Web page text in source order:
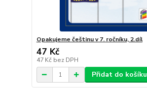
Opakujeme češtinu v 7. ročníku, 2.díl
47 Kč
47 Kč bez DPH
Přidat do košíku